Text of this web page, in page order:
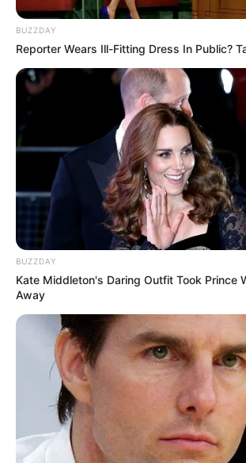
BUZZDAY
Reporter Wears Ill-Fitting Dress In Public?
BUZZDAY
Kate Middleton's Daring Outfit Took Prince
Away